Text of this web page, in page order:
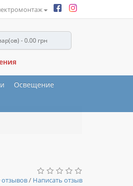
- 0.00 грн
Освещение
отзывов/ Написать отзыв